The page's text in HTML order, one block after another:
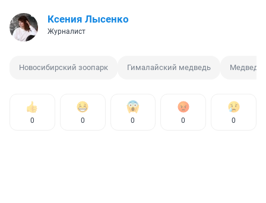
Ксения Лысенко
Журналист
Новосибирский зоопарк Гималайский медведь Медведь
0 0 0 0 0